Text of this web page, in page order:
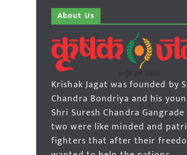
About Us
Krishak Jagat was founded by
Chandra Bondriya and his
Shri Suresh Chandra Gangrade
two were like minded and
fighters that after their